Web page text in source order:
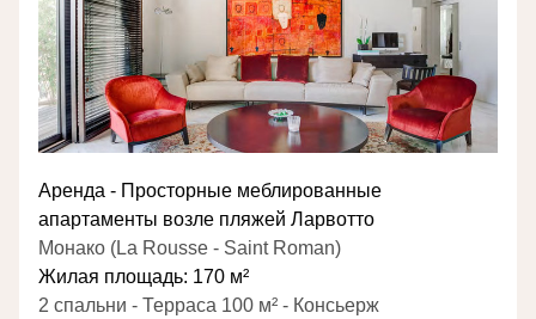
Аренда - Просторные меблированные
апартаменты возле пляжей Ларвотто
Монако (La Rousse - Saint Roman)
Жилая площадь: 170 м²
2 спальни - Терраса 100 м² - Консьерж